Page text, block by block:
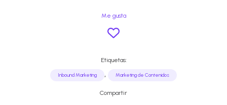
Me gusta
Etiquetas:
Inbound Marketing , Marketing de Contenidos
Compartir